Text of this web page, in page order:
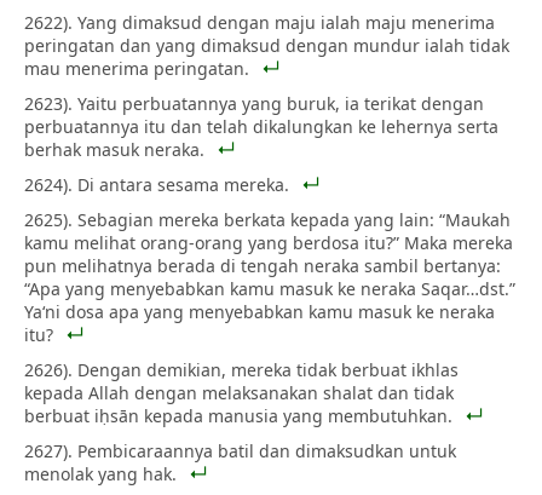
2622). Yang dimaksud dengan maju ialah maju menerima
peringatan dan yang dimaksud dengan mundur ialah tidak
mau menerima peringatan.
2623). Yaitu perbuatannya yang buruk, ia terikat dengan
perbuatannya itu dan telah dikalungkan ke lehernya serta
berhak masuk neraka.
2624). Di antara sesama mereka.
2625). Sebagian mereka berkata kepada yang lain: “Maukah
kamu melihat orang-orang yang berdosa itu?” Maka mereka
pun melihatnya berada di tengah neraka sambil bertanya:
“Apa yang menyebabkan kamu masuk ke neraka Saqar…dst.”
Ya‘ni dosa apa yang menyebabkan kamu masuk ke neraka
itu?
2626). Dengan demikian, mereka tidak berbuat ikhlas
kepada Allah dengan melaksanakan shalat dan tidak
berbuat iḥsān kepada manusia yang membutuhkan.
2627). Pembicaraannya batil dan dimaksudkan untuk
menolak yang hak.